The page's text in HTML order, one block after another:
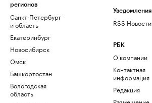
регионов
Санкт-Петербург
и область
Екатеринбург
Новосибирск
Омск
Башкортостан
Вологодская
область
Уведомления
RSS Новости
РБК
О компании
Контактная
информация
Редакция